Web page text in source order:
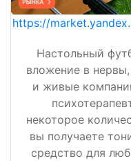
https://
Настольный
вложение в
и живые
некоторое
вы получаете
средство для